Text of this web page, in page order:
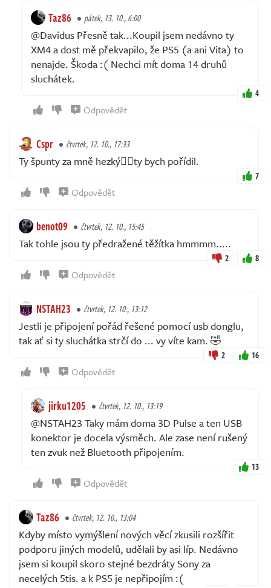
Taz86 pátek, 13. 10., 6:00
@Davidus Přesně tak...Koupil jsem nedávno ty
XM4 a dost mě překvapilo, že PS5 (a ani Vita) to
nenajde. Škoda :( Nechci mít doma 14 druhů
sluchátek.
4
Odpovědět
Cspr čtvrtek, 12. 10., 17:33
Ty špunty za mně hezký👍🏻ty bych pořídil.
7
Odpovědět
benot09 čtvrtek, 12. 10., 15:45
Tak tohle jsou ty předražené těžítka hmmmm.....
2 8
Odpovědět
NSTAH23 čtvrtek, 12. 10., 13:12
Jestli je připojení pořád řešené pomocí usb donglu,
tak ať si ty sluchátka strčí do ... vy víte kam. 🤣
2 16
Odpovědět
jirku1205 čtvrtek, 12. 10., 13:19
@NSTAH23 Taky mám doma 3D Pulse a ten USB
konektor je docela výsměch. Ale zase není rušený
ten zvuk než Bluetooth připojením.
13
Odpovědět
Taz86 čtvrtek, 12. 10., 13:04
Kdyby místo vymýšlení nových věcí zkusili rozšířit
podporu jiných modelů, udělali by asi líp. Nedávno
jsem si koupil skoro stejné bezdráty Sony za
necelých 5tis. a k PS5 je nepřipojím :(